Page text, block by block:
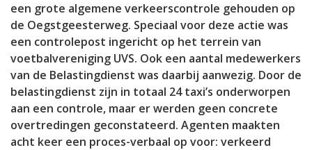
een grote algemene verkeerscontrole gehouden op
de Oegstgeesterweg. Speciaal voor deze actie was
een controlepost ingericht op het terrein van
voetbalvereniging UVS. Ook een aantal medewerkers
van de Belastingdienst was daarbij aanwezig. Door de
belastingdienst zijn in totaal 24 taxi’s onderworpen
aan een controle, maar er werden geen concrete
overtredingen geconstateerd. Agenten maakten
acht keer een proces-verbaal op voor: verkeerd